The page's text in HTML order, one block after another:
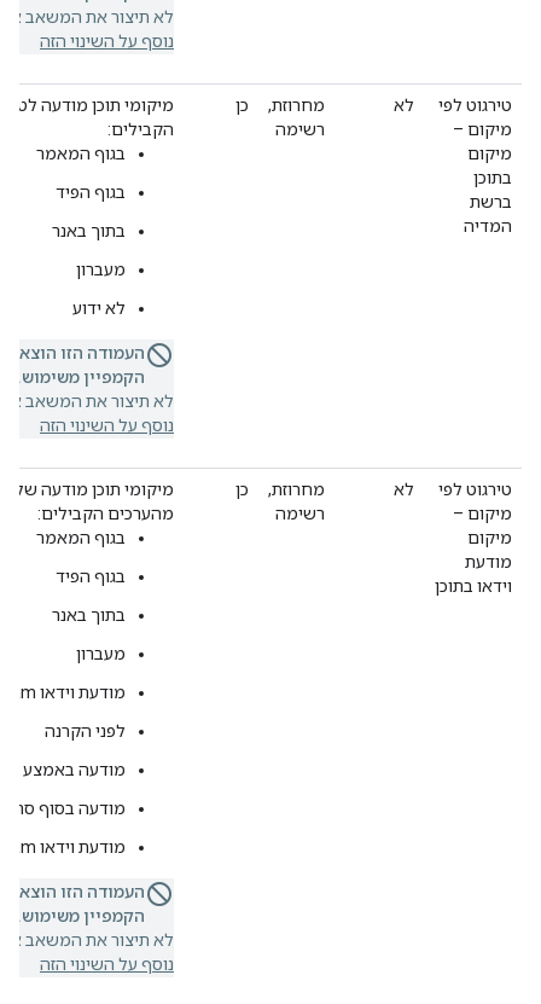
לא תיצור את המשאב או
נוסף על השינוי הזה
טירגוט לפי
מיקום –
מיקום
בתוכן
ברשת
המדיה
לא
מחרוזת,
רשימה
כן
מיקומי תוכן מודעה
הקבילים:
בגוף המאמר
בגוף הפיד
בתוך באנר
מעברון
לא ידוע
העמודה הזו
הקמפיין משימוש.
לא תיצור את המשאב או
נוסף על השינוי הזה
טירגוט לפי
מיקום –
מיקום
מודעת
וידאו בתוכן
לא
מחרוזת,
רשימה
כן
מיקומי תוכן מודעה של
מהערכים הקבילים:
בגוף המאמר
בגוף הפיד
בתוך באנר
מעברון
מודעת וידאו Outstream לא ידועה
לפני הקרנה
מודעה באמצע
מודעה בסוף
מודעת וידאו In-stream לא ידועה
העמודה הזו
הקמפיין משימוש.
לא תיצור את המשאב או
נוסף על השינוי הזה